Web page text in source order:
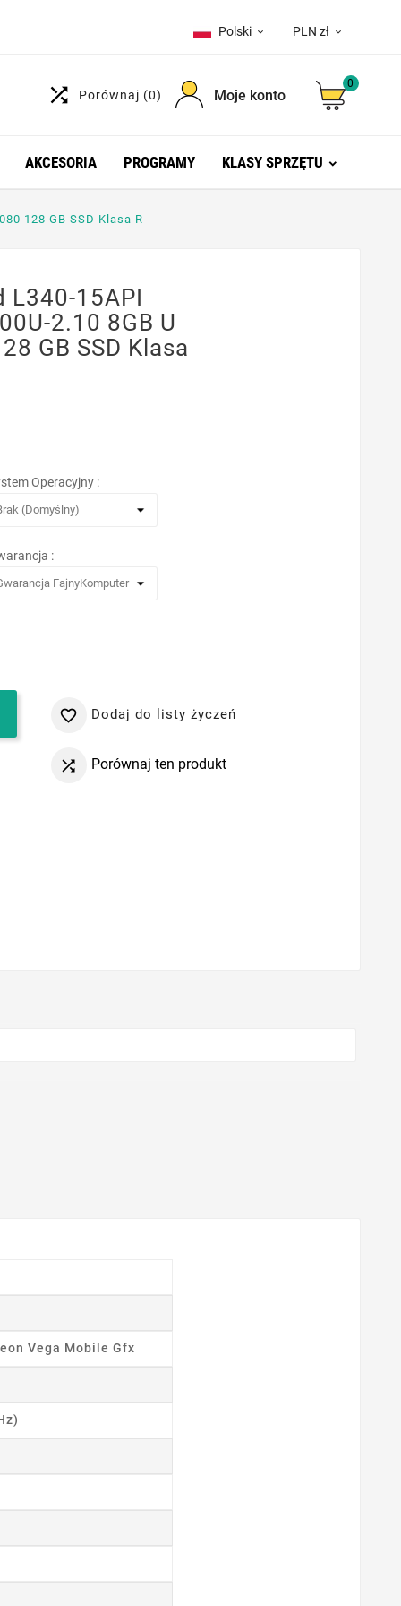
Polski  PLN zł 
 Porównaj (0) Moje konto
0
AKCESORIA PROGRAMY KLASY SPRZĘTU
128 GB SSD Klasa R
L340-15API
2.10 8GB U
GB SSD Klasa
Operacyjny :
:
 Dodaj do listy życzeń
 Porównaj ten produkt
Vega Mobile Gfx